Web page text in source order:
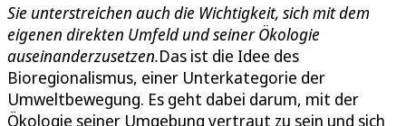
Sie unterstreichen auch die Wichtigkeit, sich mit dem
eigenen direkten Umfeld und seiner Ökologie
auseinanderzusetzen.Das ist die Idee des
Bioregionalismus, einer Unterkategorie der
Umweltbewegung. Es geht dabei darum, mit der
Ökologie seiner Umgebung vertraut zu sein und sich